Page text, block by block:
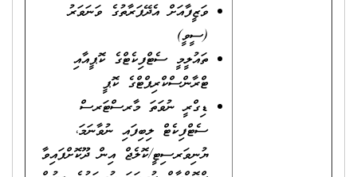
ވަޒީފާއަށް އެދޭފަރާތުގެ ވަނަވަރު
(ސީވީ)
ތައުލީމީ ސެޓްފިކެޓްގެ ކޮޕީއާއި
ޓްރާންސްކްރިޕްޓްގެ ކޮޕީ
ޑިގްރީ ނުވަތަ މާރސްޓަރސް
ސެޓްފިކެޓް ލިބިފައި ނުވާނަމަ،
ޔުނިވަރސިޓީ/ކޮލެޖް އިން ދޫކޮށްފައިވާ